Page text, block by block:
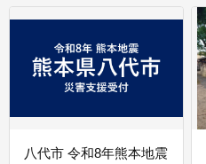
八代市 令和8年熊本地震